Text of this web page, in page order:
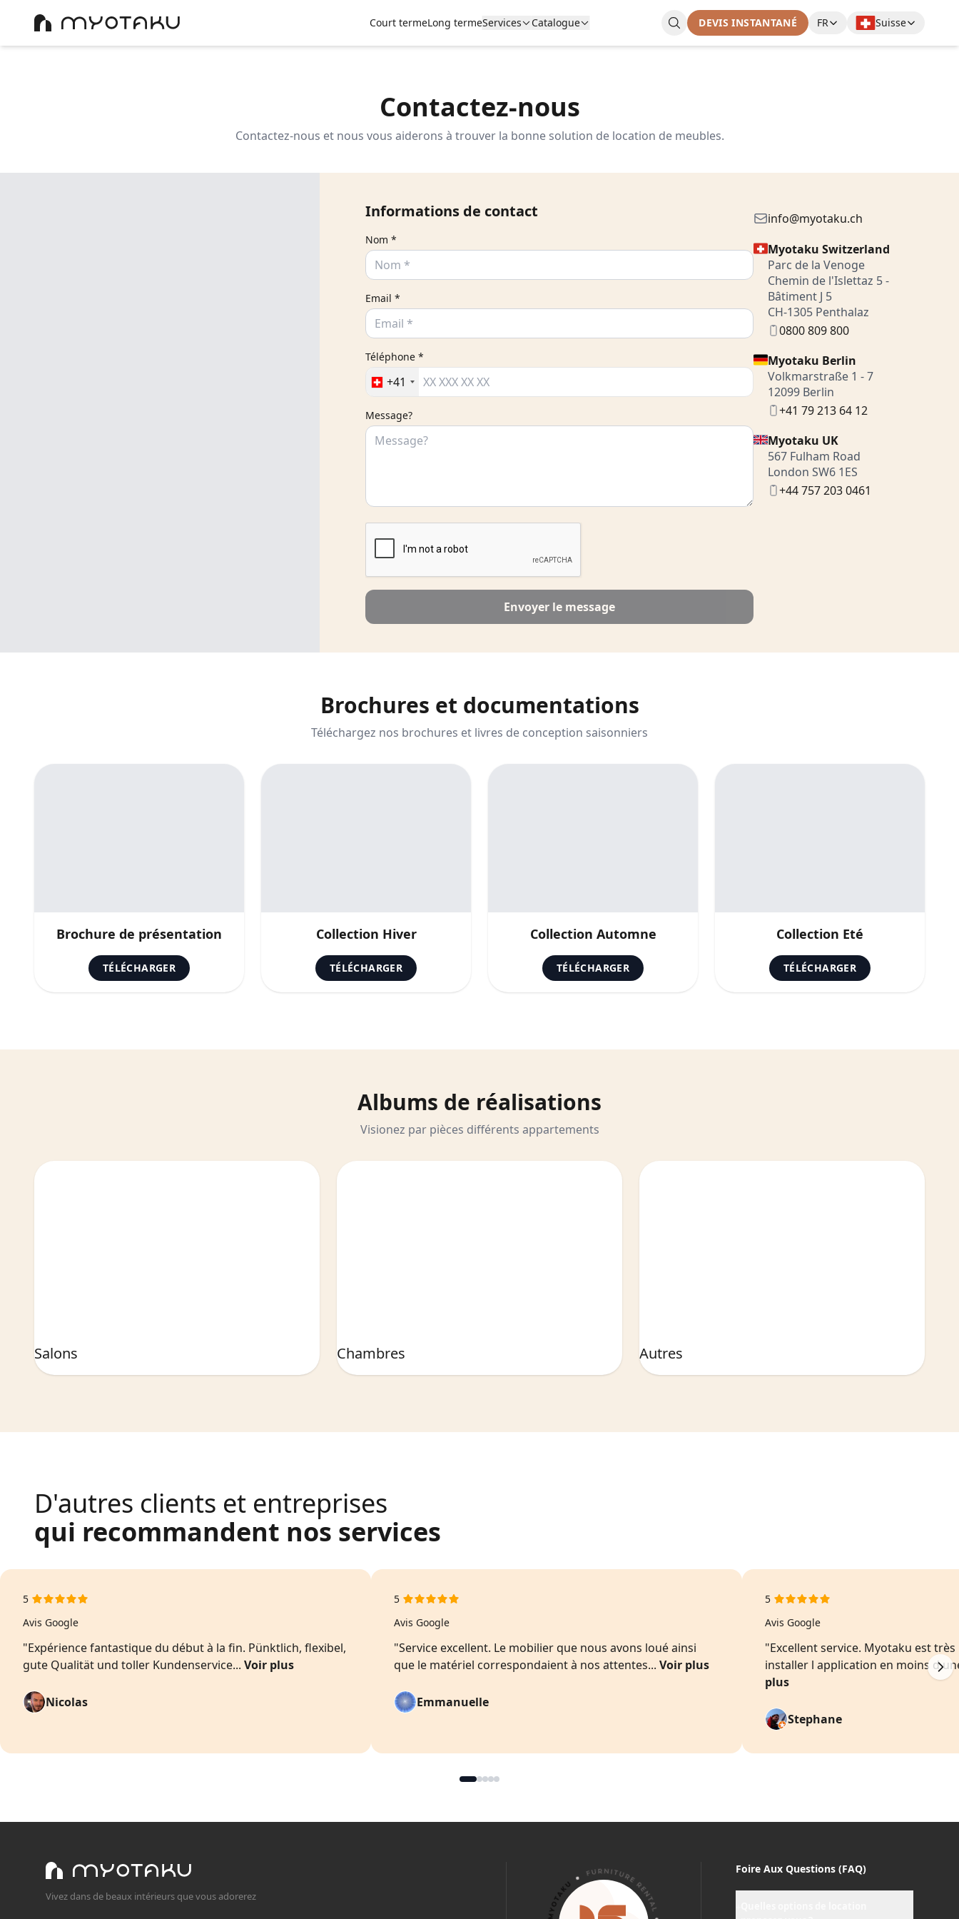
Court termeLong termeServices Catalogue DEVIS INSTANTANÉ FR Suisse
Contactez-nous
Contactez-nous et nous vous aiderons à trouver la bonne solution de location de meubles.
Informations de contact
Nom *
Email *
Téléphone *
+41
Message?
Envoyer le message
info@myotaku.ch
Myotaku Switzerland
Parc de la Venoge
Chemin de l'Islettaz 5 -
Bâtiment J 5
CH-1305 Penthalaz
0800 809 800
Myotaku Berlin
Volkmarstraße 1 - 7
12099 Berlin
+41 79 213 64 12
Myotaku UK
567 Fulham Road
London SW6 1ES
+44 757 203 0461
Brochures et documentations
Téléchargez nos brochures et livres de conception saisonniers
Brochure de présentation
TÉLÉCHARGER
Collection Hiver
TÉLÉCHARGER
Collection Automne
TÉLÉCHARGER
Collection Eté
TÉLÉCHARGER
Albums de réalisations
Visionez par pièces différents appartements
Salons Chambres Autres
D'autres clients et entreprises
qui recommandent nos services
5
Avis Google
"Expérience fantastique du début à la fin. Pünktlich, flexibel,
gute Qualität und toller Kundenservice... Voir plus
Nicolas
5
Avis Google
"Service excellent. Le mobilier que nous avons loué ainsi
que le matériel correspondaient à nos attentes... Voir plus
Emmanuelle
5
Avis Google
"Excellent service. Myotaku est
installer l application en moins d
plus
Stephane
Vivez dans de beaux intérieurs que vous adorerez
Foire Aux Questions (FAQ)